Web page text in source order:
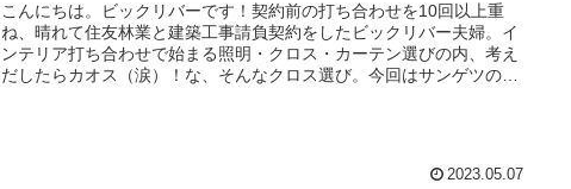
こんにちは。ビックリバーです！契約前の打ち合わせを10回以上重
ね、晴れて住友林業と建築工事請負契約をしたビックリバー夫婦。イ
ンテリア打ち合わせで始まる照明・クロス・カーテン選びの内、考え
だしたらカオス（涙）！な、そんなクロス選び。今回はサンゲツのサ
2023.05.07